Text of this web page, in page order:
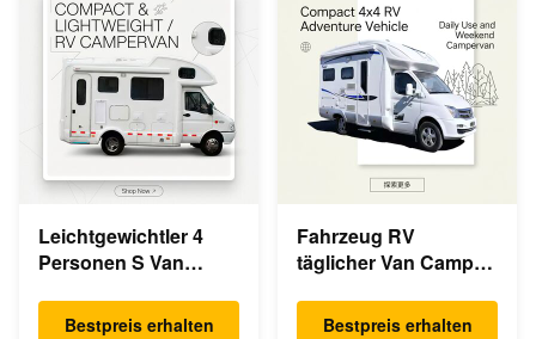
Leichtgewichtler 4
Personen S Van
Campervan RV
Bestpreis erhalten
Fahrzeug RV
täglicher Van Camper
Bestpreis erhalten